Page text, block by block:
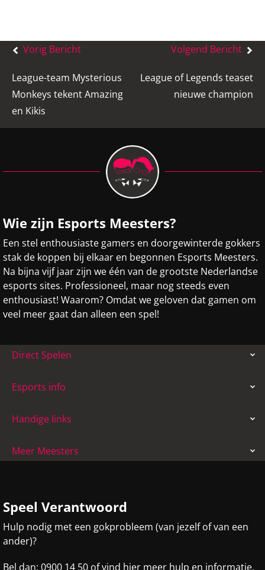
Bericht
Vorig Bericht
League-team Mysterious
Monkeys tekent Amazing
en Kikis
Volgend Bericht
League of Legends teaset
nieuwe champion
Wie zijn Esports Meesters?
Een stel enthousiaste gamers en doorgewinterde gokkers
stak de koppen bij elkaar en begonnen Esports Meesters.
Na bijna vijf jaar zijn we één van de grootste Nederlandse
esports sites. Professioneel, maar nog steeds even
enthousiast! Waarom? Omdat we geloven dat gamen om
veel meer gaat dan alleen een spel!
Direct Spelen
Esports info
Handige links
Meer Meesters
Speel Verantwoord
Hulp nodig met een gokprobleem (van jezelf of van een
ander)?
Bel dan: 0900 14 50 ofvind hier meer hulp en informatie.